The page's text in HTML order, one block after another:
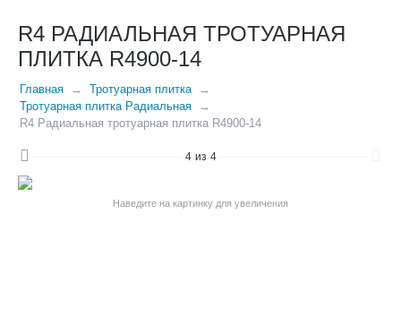
R4 РАДИАЛЬНАЯ ТРОТУАРНАЯ
ПЛИТКА R4900-14
Главная
Тротуарная плитка
Тротуарная плитка Радиальная
R4 Радиальная тротуарная плитка R4900-14
4 из 4
Наведите на картинку для увеличения